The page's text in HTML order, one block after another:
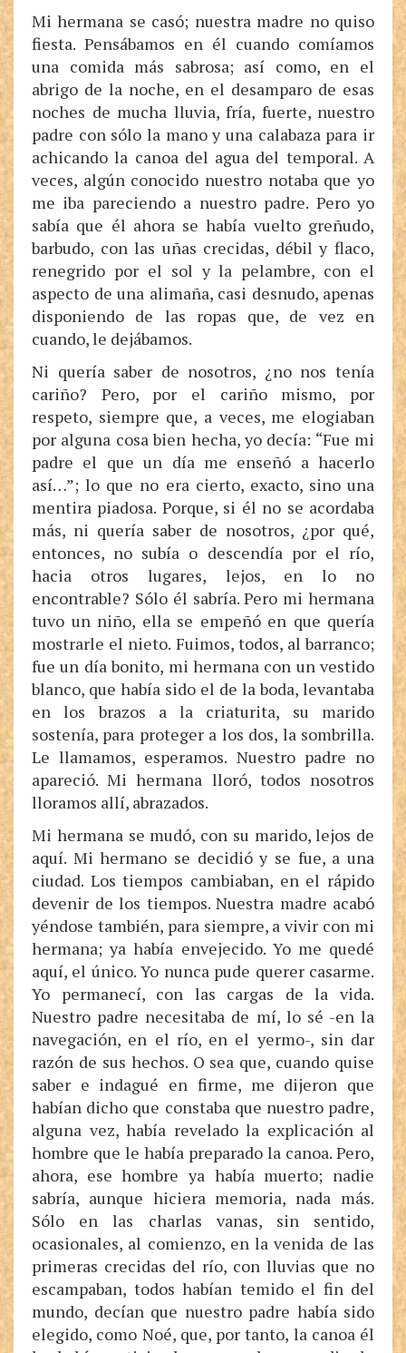
Mi hermana se casó; nuestra madre no quiso
fiesta. Pensábamos en él cuando comíamos
una comida más sabrosa; así como, en el
abrigo de la noche, en el desamparo de esas
noches de mucha lluvia, fría, fuerte, nuestro
padre con sólo la mano y una calabaza para ir
achicando la canoa del agua del temporal. A
veces, algún conocido nuestro notaba que yo
me iba pareciendo a nuestro padre. Pero yo
sabía que él ahora se había vuelto greñudo,
barbudo, con las uñas crecidas, débil y flaco,
renegrido por el sol y la pelambre, con el
aspecto de una alimaña, casi desnudo, apenas
disponiendo de las ropas que, de vez en
cuando, le dejábamos.
Ni quería saber de nosotros, ¿no nos tenía
cariño? Pero, por el cariño mismo, por
respeto, siempre que, a veces, me elogiaban
por alguna cosa bien hecha, yo decía: “Fue mi
padre el que un día me enseñó a hacerlo
así…”; lo que no era cierto, exacto, sino una
mentira piadosa. Porque, si él no se acordaba
más, ni quería saber de nosotros, ¿por qué,
entonces, no subía o descendía por el río,
hacia otros lugares, lejos, en lo no
encontrable? Sólo él sabría. Pero mi hermana
tuvo un niño, ella se empeñó en que quería
mostrarle el nieto. Fuimos, todos, al barranco;
fue un día bonito, mi hermana con un vestido
blanco, que había sido el de la boda, levantaba
en los brazos a la criaturita, su marido
sostenía, para proteger a los dos, la sombrilla.
Le llamamos, esperamos. Nuestro padre no
apareció. Mi hermana lloró, todos nosotros
lloramos allí, abrazados.
Mi hermana se mudó, con su marido, lejos de
aquí. Mi hermano se decidió y se fue, a una
ciudad. Los tiempos cambiaban, en el rápido
devenir de los tiempos. Nuestra madre acabó
yéndose también, para siempre, a vivir con mi
hermana; ya había envejecido. Yo me quedé
aquí, el único. Yo nunca pude querer casarme.
Yo permanecí, con las cargas de la vida.
Nuestro padre necesitaba de mí, lo sé -en la
navegación, en el río, en el yermo-, sin dar
razón de sus hechos. O sea que, cuando quise
saber e indagué en firme, me dijeron que
habían dicho que constaba que nuestro padre,
alguna vez, había revelado la explicación al
hombre que le había preparado la canoa. Pero,
ahora, ese hombre ya había muerto; nadie
sabría, aunque hiciera memoria, nada más.
Sólo en las charlas vanas, sin sentido,
ocasionales, al comienzo, en la venida de las
primeras crecidas del río, con lluvias que no
escampaban, todos habían temido el fin del
mundo, decían que nuestro padre había sido
elegido, como Noé, que, por tanto, la canoa él